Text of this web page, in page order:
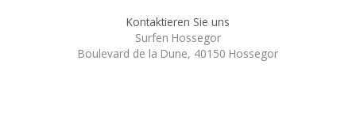
Kontaktieren Sie uns
Surfen Hossegor
Boulevard de la Dune, 40150 Hossegor